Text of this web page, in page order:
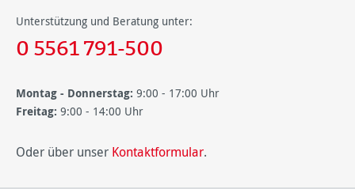
Unterstützung und Beratung unter:
0 5561 791-500
Montag - Donnerstag: 9:00 - 17:00 Uhr
Freitag: 9:00 - 14:00 Uhr
Oder über unser Kontaktformular.